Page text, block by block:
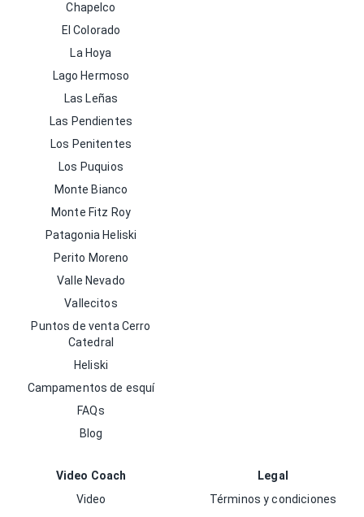
Chapelco
El Colorado
La Hoya
Lago Hermoso
Las Leñas
Las Pendientes
Los Penitentes
Los Puquios
Monte Bianco
Monte Fitz Roy
Patagonia Heliski
Perito Moreno
Valle Nevado
Vallecitos
Puntos de venta Cerro
Catedral
Heliski
Campamentos de esquí
FAQs
Blog
Video Coach
Video
Legal
Términos y condiciones